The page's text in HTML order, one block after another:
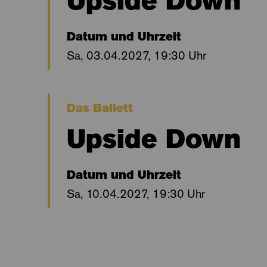
Datum und Uhrzeit
Sa, 03.04.2027, 19:30 Uhr
Das Ballett
Upside Down
Datum und Uhrzeit
Sa, 10.04.2027, 19:30 Uhr